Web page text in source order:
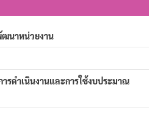
นาหน่วยงาน
รดำเนินงานและการใช้งบประมาณ